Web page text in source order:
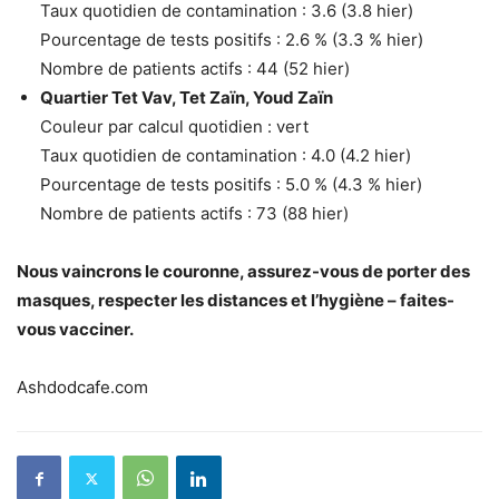
Taux quotidien de contamination : 3.6 (3.8 hier)
Pourcentage de tests positifs : 2.6 % (3.3 % hier)
Nombre de patients actifs : 44 (52 hier)
Quartier Tet Vav, Tet Zaïn, Youd Zaïn
Couleur par calcul quotidien : vert
Taux quotidien de contamination : 4.0 (4.2 hier)
Pourcentage de tests positifs : 5.0 % (4.3 % hier)
Nombre de patients actifs : 73 (88 hier)
Nous vaincrons le couronne, assurez-vous de porter des
masques, respecter les distances et l’hygiène – faites-
vous vacciner.
Ashdodcafe.com